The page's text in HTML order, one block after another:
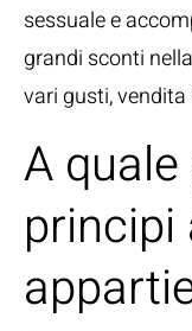
sessuale e
grandi sconti
vari gusti,
A
principi